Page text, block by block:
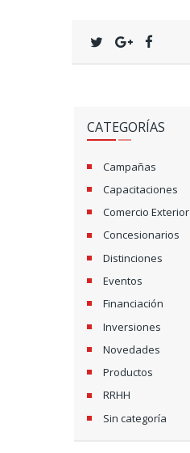
CATEGORÍAS
Campañas
Capacitaciones
Comercio Exterior
Concesionarios
Distinciones
Eventos
Financiación
Inversiones
Novedades
Productos
RRHH
Sin categoría